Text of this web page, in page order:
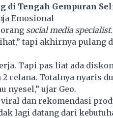
di Tengah Gempuran
Emosional
social media specialist
tapi akhirnya pulang
Tapi pas liat ada
celana. Totalnya nyaris
nyesel,” ujar Geo.
dan rekomendasi
lagi datang dari